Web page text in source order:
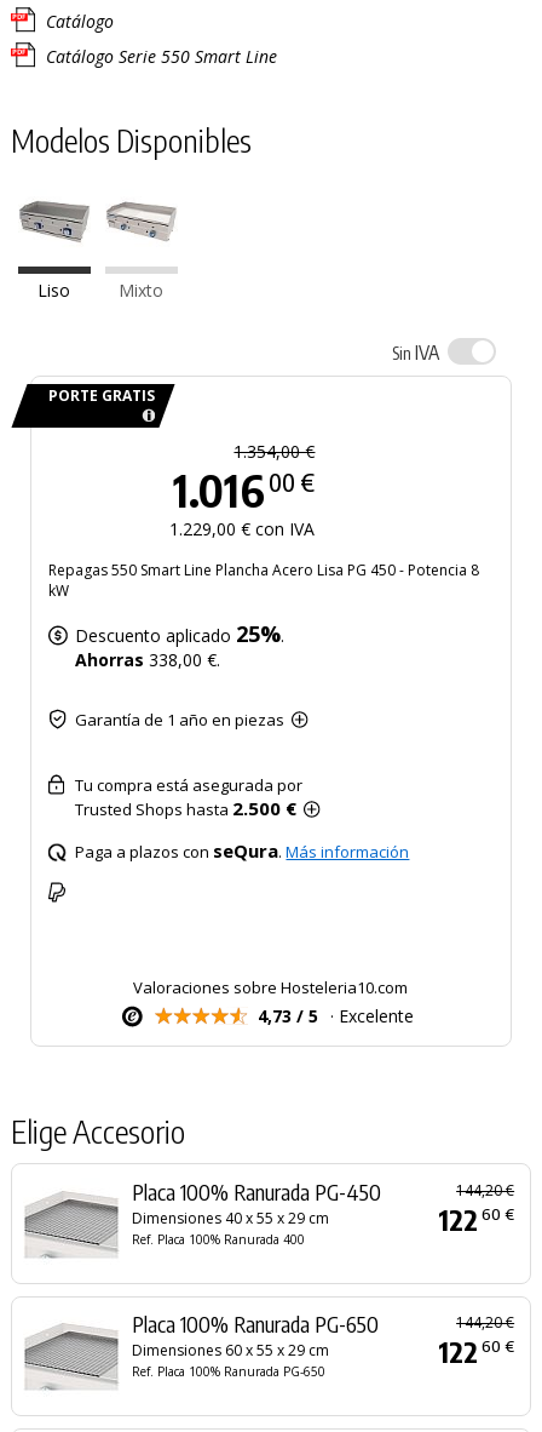
Catálogo
Catálogo Serie 550 Smart Line
Modelos Disponibles
Liso Mixto
Sin IVA
PORTE GRATIS
1.354,00 €
1.016 00 €
1.229,00 € con IVA
Repagas 550 Smart Line Plancha Acero Lisa PG 450 - Potencia 8
kW
Descuento aplicado 25%.
Ahorras 338,00 €.
Garantía de 1 año en piezas
Tu compra está asegurada por
Trusted Shops hasta 2.500 €
Paga a plazos con seQura.Más información
Valoraciones sobre Hosteleria10.com
4,73 / 5 · Excelente
Elige Accesorio
Placa 100% Ranurada PG-450
Dimensiones 40 x 55 x 29 cm
Ref. Placa 100% Ranurada 400
144,20 €
122 60 €
Placa 100% Ranurada PG-650
Dimensiones 60 x 55 x 29 cm
Ref. Placa 100% Ranurada PG-650
144,20 €
122 60 €